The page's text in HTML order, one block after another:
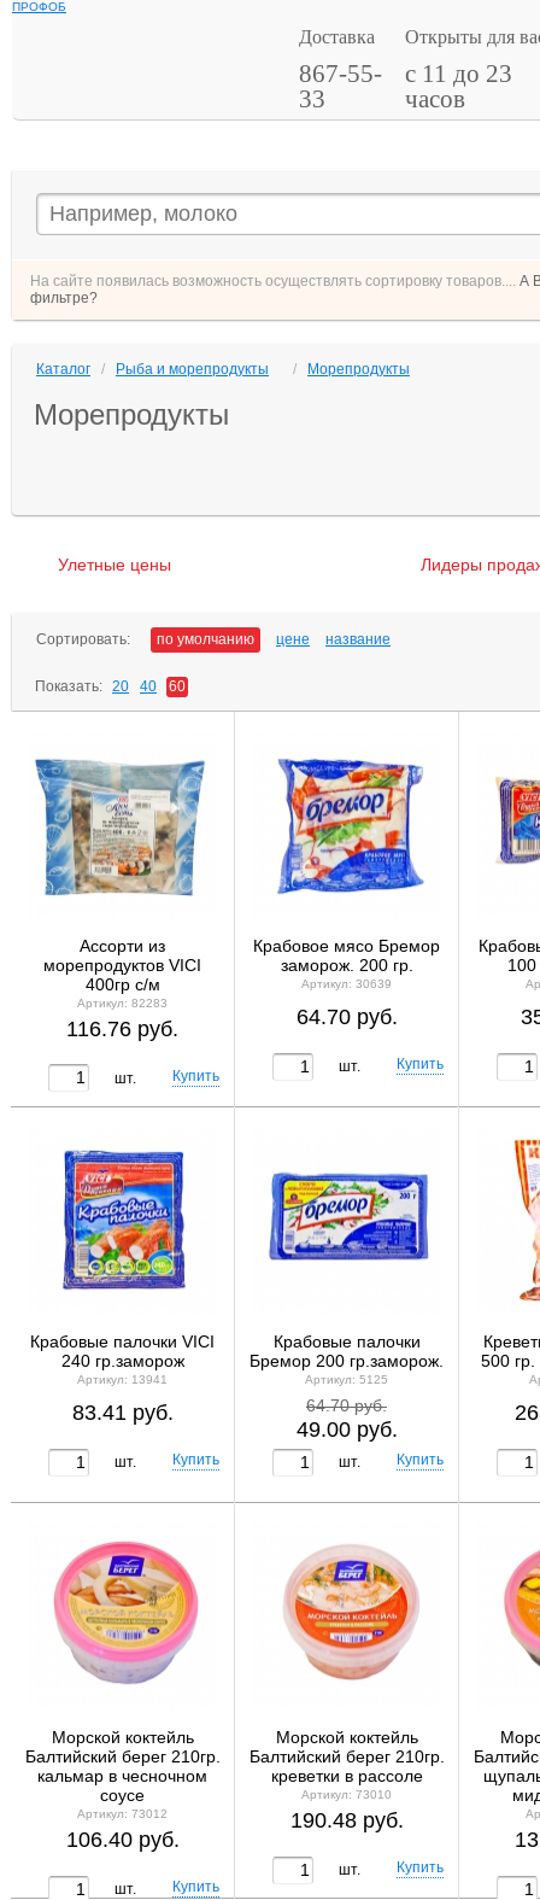
ПРОФОБ
Доставка
867-55-
33
Открыты для
с 11 до 23
часов
На сайте появилась возможность осуществлять сортировку товаров.... А
фильтре?
Каталог / Рыба и морепродукты / Морепродукты
Морепродукты
Улетные цены Лидеры
Сортировать: по умолчанию цене название
Показать: 20 40 60
Ассорти из
морепродуктов VICI
400гр с/м
Артикул: 82283
116.76 руб.
шт.
Крабовое мясо Бремор
заморож. 200 гр.
Артикул: 30639
64.70 руб.
шт.
Крабовые палочки VICI
240 гр.заморож
Артикул: 13941
83.41 руб.
шт.
Крабовые палочки
Бремор 200 гр.заморож.
Артикул: 5125
64.70 руб.
49.00 руб.
шт.
500
Морской коктейль
Балтийский берег 210гр.
кальмар в чесночном
соусе
Артикул: 73012
106.40 руб.
шт.
Морской коктейль
Балтийский берег 210гр.
креветки в рассоле
Артикул: 73010
190.48 руб.
шт.